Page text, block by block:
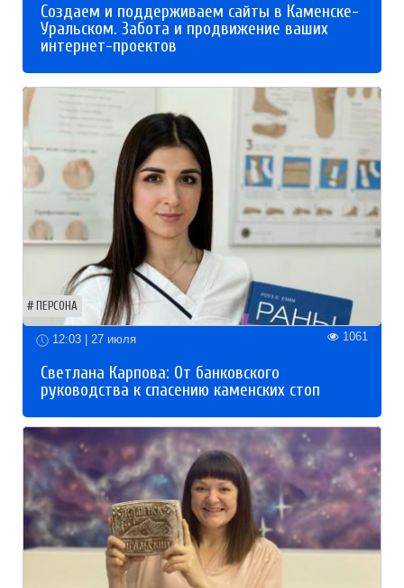
Создаем и поддерживаем сайты в Каменске-
Уральском. Забота и продвижение ваших
интернет-проектов
ПЕРСОНА
12:03 | 27 июля 1061
Светлана Карпова: От банковского
руководства к спасению каменских стоп